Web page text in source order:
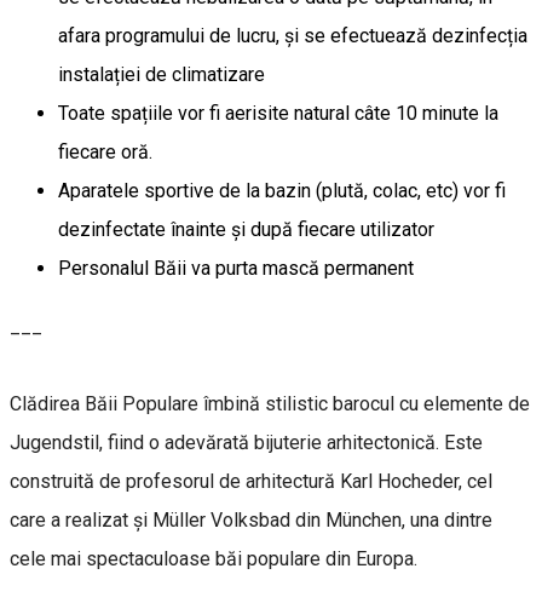
afara programului de lucru, și se efectuează dezinfecția
instalației de climatizare
Toate spațiile vor fi aerisite natural câte 10 minute la
fiecare oră.
Aparatele sportive de la bazin (plută, colac, etc) vor fi
dezinfectate înainte și după fiecare utilizator
Personalul Băii va purta mască permanent
Clădirea Băii Populare îmbină stilistic barocul cu elemente de
Jugendstil, fiind o adevărată bijuterie arhitectonică. Este
construită de profesorul de arhitectură Karl Hocheder, cel
care a realizat şi Müller Volksbad din München, una dintre
cele mai spectaculoase băi populare din Europa.